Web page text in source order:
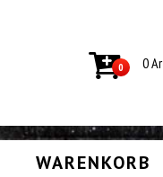
0 0
WARENKORB